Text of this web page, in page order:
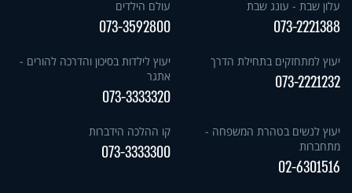
עלון שבת - עונג שבת
073-2221388
עולם הילדים
073-3592800
יעוץ למתחזקים בתחילת הדרך
073-2221232
יעוץ לילדות בסיכון והדרכה להורים -
אתגר
073-3333320
יעוץ לנשים בטהרת המשפחה -
מתחברות
02-6301516
קו ההלכה הידברות
073-3333300